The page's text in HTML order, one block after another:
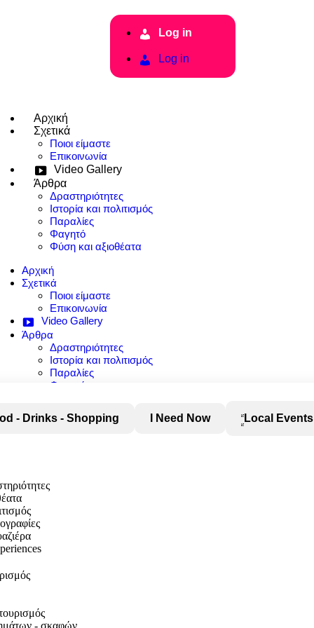
Log in
Log in
Αρχική
Σχετικά
Ποιοι είμαστε
Επικοινωνία
Video Gallery
Άρθρα
Δραστηριότητες
Ιστορία και πολιτισμός
Παραλίες
Φαγητό
Φύση και αξιοθέατα
Αρχική
Σχετικά
Ποιοι είμαστε
Επικοινωνία
Video Gallery
Άρθρα
Δραστηριότητες
Ιστορία και πολιτισμός
Παραλίες
Φαγητό
- Drinks - Shopping I Need Now Local Events
- σκαφών